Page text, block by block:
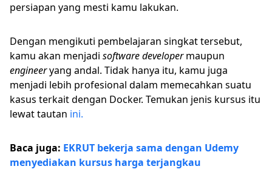
persiapan yang mesti kamu lakukan.
Dengan mengikuti pembelajaran singkat tersebut,
kamu akan menjadi software developermaupun
engineeryang andal. Tidak hanya itu, kamu juga
menjadi lebih profesional dalam memecahkan suatu
kasus terkait dengan Docker. Temukan jenis kursus itu
lewat tautan ini.
Baca juga: EKRUT bekerja sama dengan Udemy
menyediakan kursus harga terjangkau